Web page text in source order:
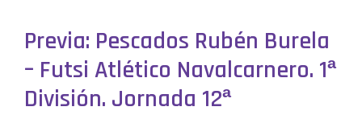
Previa: Pescados Rubén Burela
– Futsi Atlético Navalcarnero. 1ª
División. Jornada 12ª